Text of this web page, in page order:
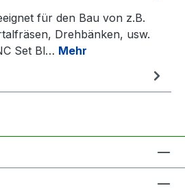
für den Bau von z.B.
Drehbänken, usw.
Set Bl… Mehr